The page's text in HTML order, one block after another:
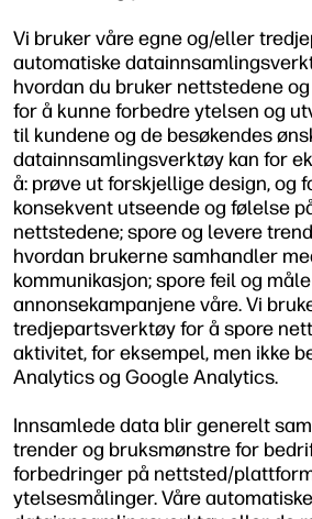
Vi bruker våre egne og/eller
automatiske
hvordan du bruker nettstedene
for å kunne forbedre ytelsen og
til kundene og de besøkendes
datainnsamlingsverktøy kan for
å: prøve ut forskjellige design, og
konsekvent utseende og følelse
nettstedene; spore og levere
hvordan brukerne samhandler
kommunikasjon; spore feil og
annonsekampanjene våre. Vi
tredjepartsverktøy for å spore
aktivitet, for eksempel, men ikke
Analytics og Google Analytics.
Innsamlede data blir generelt
trender og bruksmønstre for
forbedringer på nettsted/
ytelsesmålinger. Våre automatiske